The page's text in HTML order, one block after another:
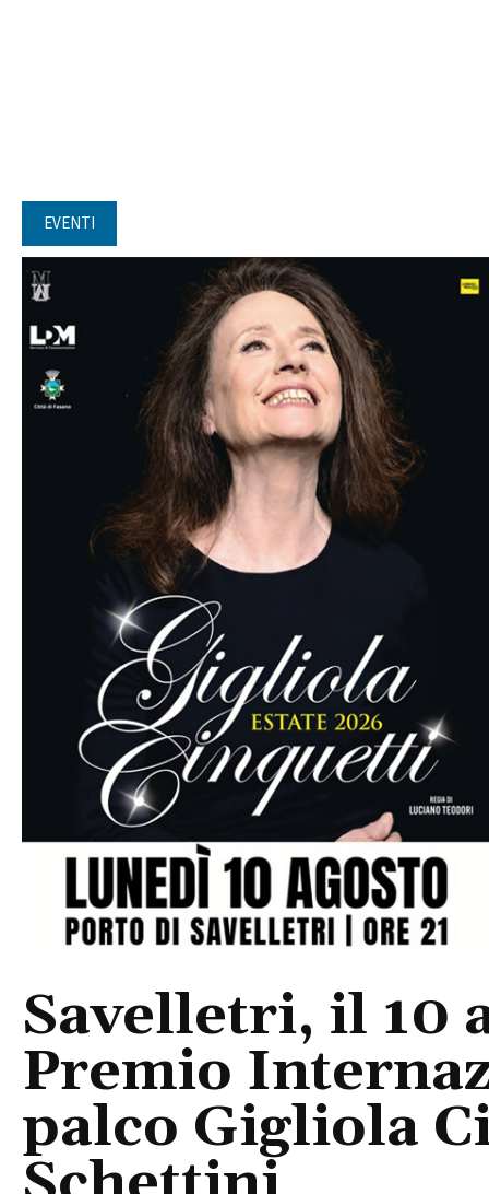
EVENTI
Savelletri, il 10
Premio
palco Gigliola